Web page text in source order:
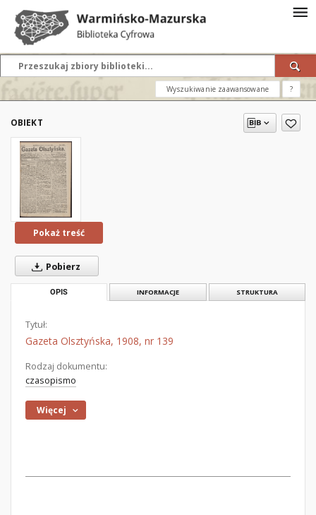
Wyszukiwanie zaawansowane ?
OBIEKT
Pokaż treść
Pobierz
OPIS INFORMACJE STRUKTURA
Tytuł:
Gazeta Olsztyńska, 1908, nr 139
Rodzaj dokumentu:
czasopismo
Więcej